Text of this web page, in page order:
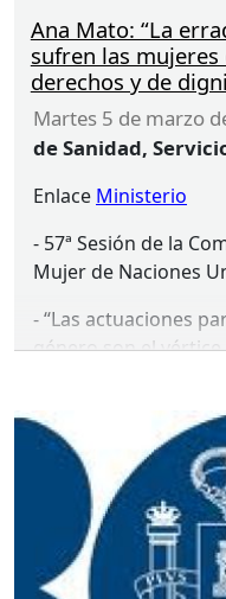
Ana Mato: “La
sufren las
derechos y de
martes 5 de marzo
de Sanidad,
Enlace Ministerio
- 57ª Sesión de la
Mujer de Naciones
- “Las actuaciones
género son el
ministra de Sanidad,
- Ruptura del
puesta a España
atención a grupos
todas las formas de
sobre los que